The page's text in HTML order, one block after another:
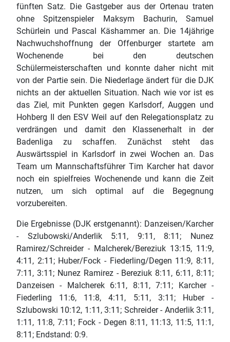
fünften Satz. Die Gastgeber aus der Ortenau traten
ohne Spitzenspieler Maksym Bachurin, Samuel
Schürlein und Pascal Käshammer an. Die 14jährige
Nachwuchshoffnung der Offenburger startete am
Wochenende bei den deutschen
Schülermeisterschaften und konnte daher nicht mit
von der Partie sein. Die Niederlage ändert für die DJK
nichts an der aktuellen Situation. Nach wie vor ist es
das Ziel, mit Punkten gegen Karlsdorf, Auggen und
Hohberg II den ESV Weil auf den Relegationsplatz zu
verdrängen und damit den Klassenerhalt in der
Badenliga zu schaffen. Zunächst steht das
Auswärtsspiel in Karlsdorf in zwei Wochen an. Das
Team um Mannschaftsführer Tim Karcher hat davor
noch ein spielfreies Wochenende und kann die Zeit
nutzen, um sich optimal auf die Begegnung
vorzubereiten.
Die Ergebnisse (DJK erstgenannt): Danzeisen/Karcher
- Szlubowski/Anderlik 5:11, 9:11, 8:11; Nunez
Ramirez/Schreider - Malcherek/Bereziuk 13:15, 11:9,
4:11, 2:11; Huber/Fock - Fiederling/Degen 11:9, 8:11,
7:11, 3:11; Nunez Ramirez - Bereziuk 8:11, 6:11, 8:11;
Danzeisen - Malcherek 6:11, 8:11, 7:11; Karcher -
Fiederling 11:6, 11:8, 4:11, 5:11, 3:11; Huber -
Szlubowski 10:12, 1:11, 3:11; Schreider - Anderlik 3:11,
1:11, 11:8, 7:11; Fock - Degen 8:11, 11:13, 11:5, 11:1,
8:11; Endstand: 0:9.